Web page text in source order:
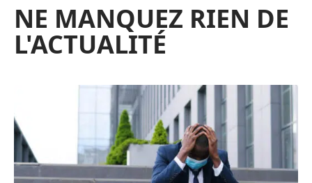
NE MANQUEZ RIEN DE
L'ACTUALITÉ